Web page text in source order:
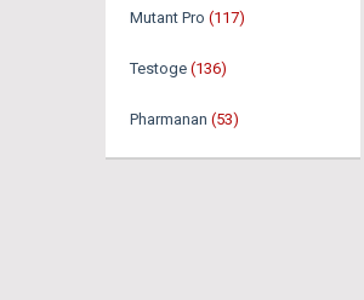
Mutant Pro (117)
Testoge (136)
Pharmanan (53)